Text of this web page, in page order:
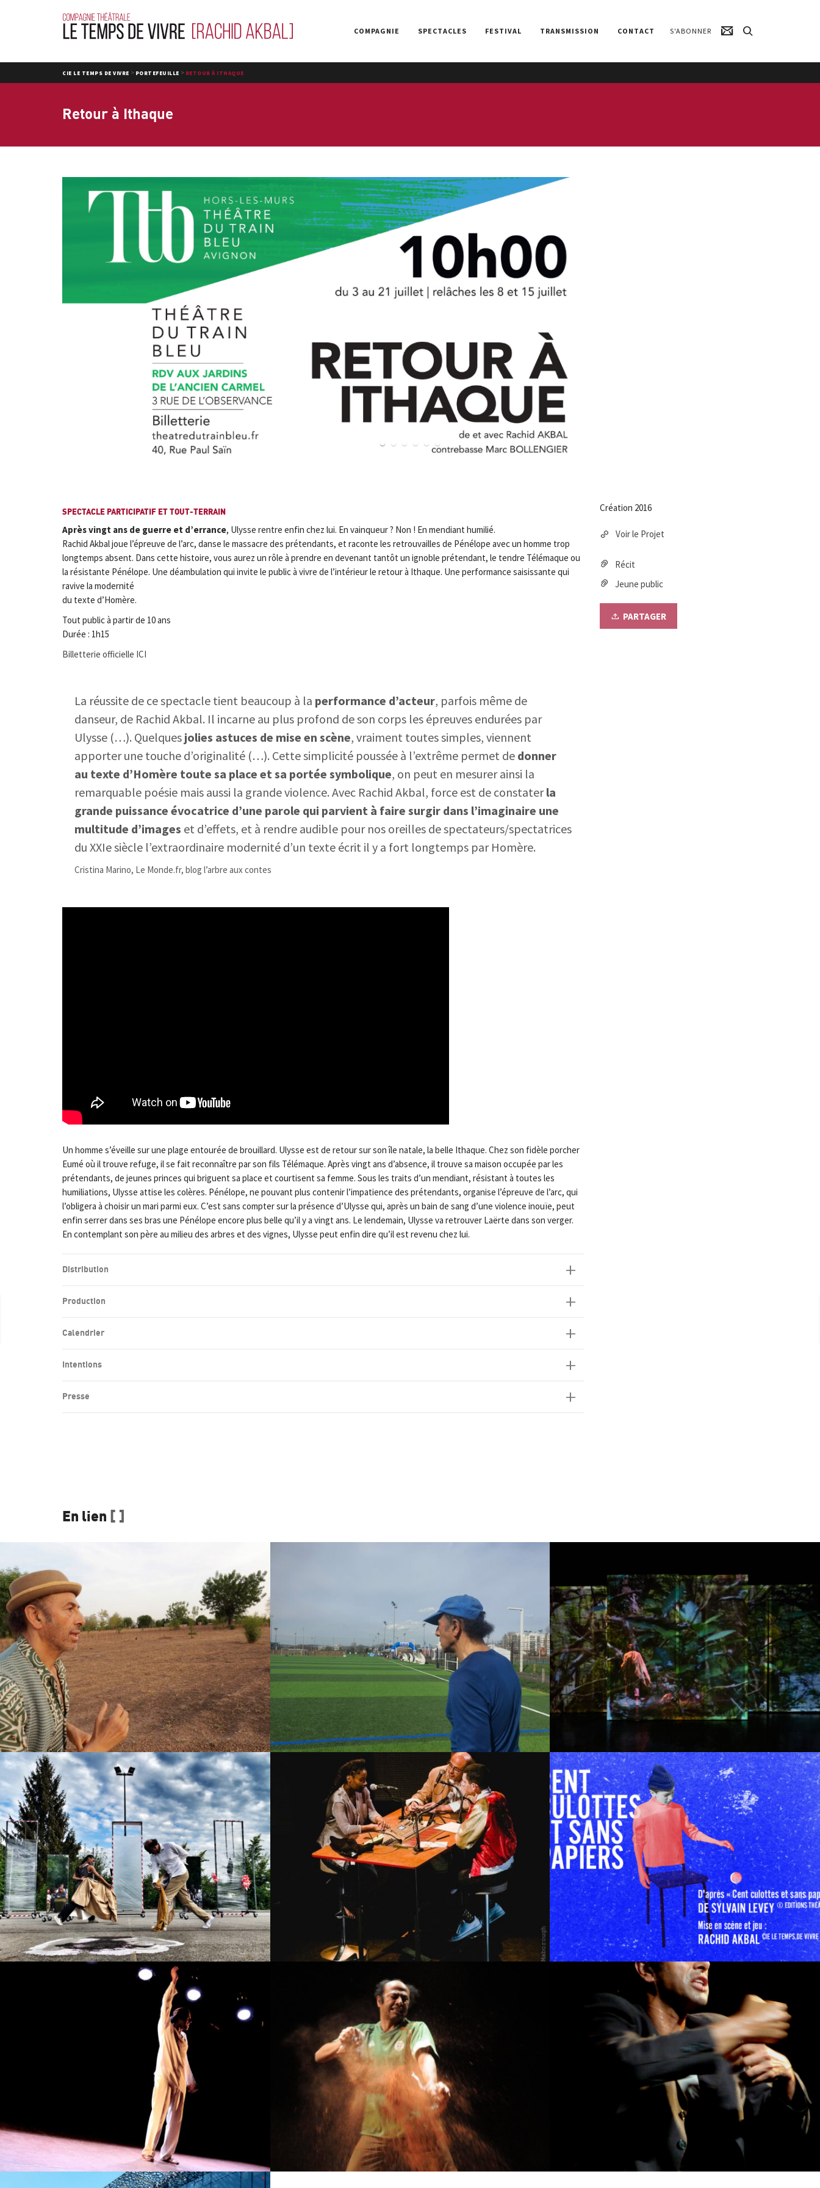
COMPAGNIE SPECTACLES FESTIVAL TRANSMISSION CONTACT S'ABONNER
CIE LE TEMPS DE VIVRE > PORTEFEUILLE > RETOUR À ITHAQUE
Retour à Ithaque
5 6
SPECTACLE PARTICIPATIF ET TOUT-TERRAIN
Après vingt ans de guerre et d’errance, Ulysse rentre enfin chez lui. En vainqueur ? Non ! En mendiant humilié.
Rachid Akbal joue l’épreuve de l’arc, danse le massacre des prétendants, et raconte les retrouvailles de Pénélope avec un homme trop
longtemps absent. Dans cette histoire, vous aurez un rôle à prendre en devenant tantôt un ignoble prétendant, le tendre Télémaque ou
la résistante Pénélope. Une déambulation qui invite le public à vivre de l’intérieur le retour à Ithaque. Une performance saisissante qui
ravive la modernité
du texte d’Homère.
Tout public à partir de 10 ans
Durée : 1h15
Billetterie officielle ICI
La réussite de ce spectacle tient beaucoup à la performance d’acteur, parfois même de
danseur, de Rachid Akbal. Il incarne au plus profond de son corps les épreuves endurées par
Ulysse (…). Quelques jolies astuces de mise en scène, vraiment toutes simples, viennent
apporter une touche d’originalité (…). Cette simplicité poussée à l’extrême permet de donner
au texte d’Homère toute sa place et sa portée symbolique, on peut en mesurer ainsi la
remarquable poésie mais aussi la grande violence. Avec Rachid Akbal, force est de constaterla
grande puissance évocatrice d’une parole qui parvient à faire surgir dans l’imaginaire une
multitude d’images et d’effets, et à rendre audible pour nos oreilles de spectateurs/spectatrices
du XXIe siècle l’extraordinaire modernité d’un texte écrit il y a fort longtemps par Homère.
Cristina Marino, Le Monde.fr, blog l’arbre aux contes
Un homme s’éveille sur une plage entourée de brouillard. Ulysse est de retour sur son île natale, la belle Ithaque. Chez son fidèle porcher
Eumé où il trouve refuge, il se fait reconnaître par son fils Télémaque. Après vingt ans d’absence, il trouve sa maison occupée par les
prétendants, de jeunes princes qui briguent sa place et courtisent sa femme. Sous les traits d’un mendiant, résistant à toutes les
humiliations, Ulysse attise les colères. Pénélope, ne pouvant plus contenir l’impatience des prétendants, organise l’épreuve de l’arc, qui
l’obligera à choisir un mari parmi eux. C’est sans compter sur la présence d’Ulysse qui, après un bain de sang d’une violence inouïe, peut
enfin serrer dans ses bras une Pénélope encore plus belle qu’il y a vingt ans. Le lendemain, Ulysse va retrouver Laërte dans son verger.
En contemplant son père au milieu des arbres et des vignes, Ulysse peut enfin dire qu’il est revenu chez lui.
Distribution
Production
Calendrier
Intentions
Presse
Création 2016
Voir le Projet
Récit
Jeune public
PARTAGER
En lien [ ]